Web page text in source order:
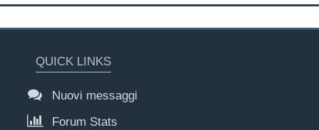
QUICK LINKS
Nuovi messaggi
Forum Stats